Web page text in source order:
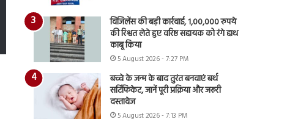
विजिलेंस की बड़ी कार्रवाई, 1,00,000 रुपये
की रिश्वत लेते हुए वरिष्ठ सहायक को रंगे हाथ
काबू किया
5 August 2026 - 7:27 PM
बच्चे के जन्म के बाद तुरंत बनवाएं बर्थ
सर्टिफिकेट, जानें पूरी प्रक्रिया और जरूरी
दस्तावेज
5 August 2026 - 7:13 PM